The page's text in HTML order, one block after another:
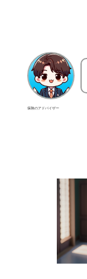
保険のアドバイザー